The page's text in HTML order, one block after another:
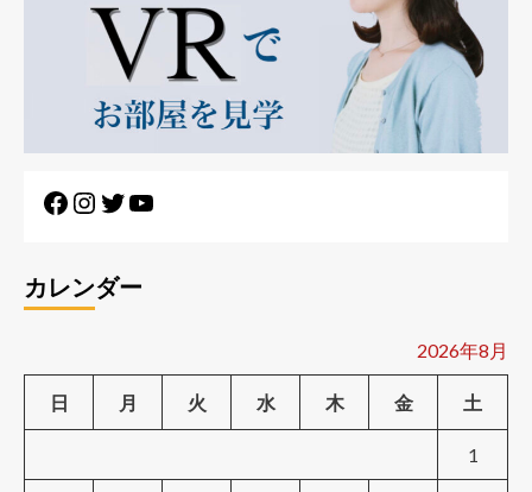
Facebook
Instagram
Twitter
カレンダー
2026年8月
日 月 火 水 木 金 土
1